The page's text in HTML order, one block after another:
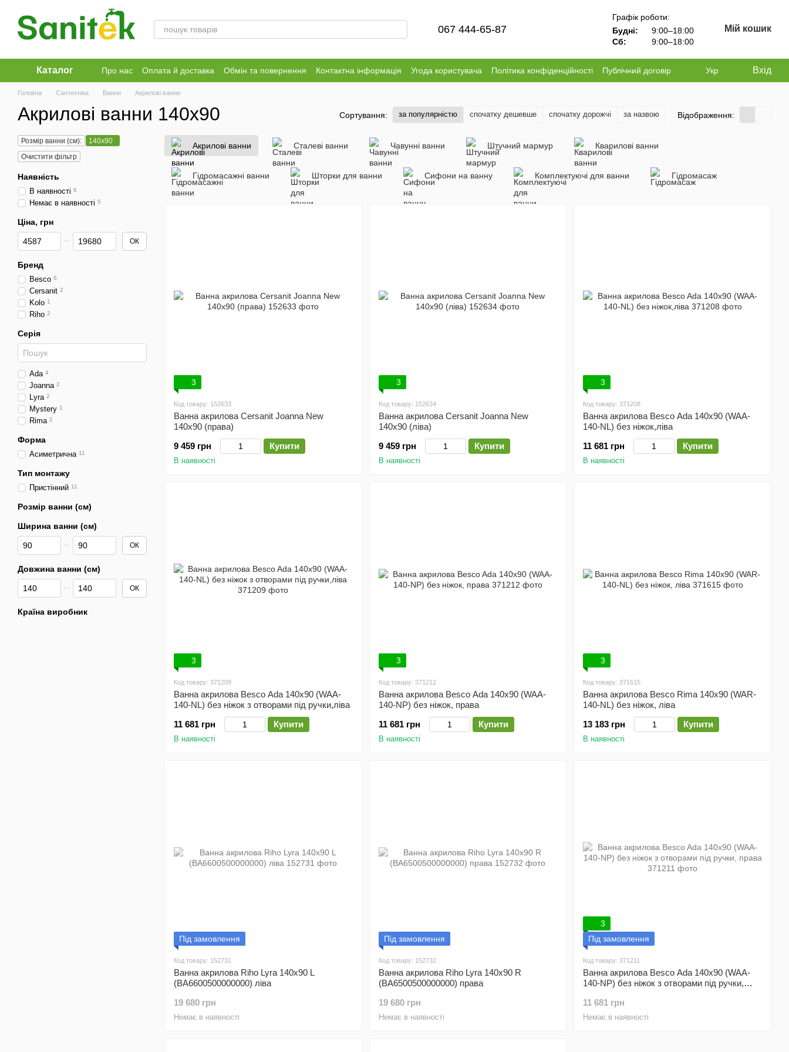
Перейти до основного контенту
067 444-65-87
Графік роботи:
Будні:
9:00–18:00
Сб:
9:00–18:00
Мій кошик
Каталог Про нас Оплата й доставка Обмін та повернення Контактна інформація Угода користувача Політика конфіденційності Публічний договір Укр Вхід
Головна Сантехніка Ванни Акрилові ванни
Акрилові ванни 140x90 Сортування: за популярністю спочатку дешевше спочатку дорожчі за назвою Відображення:
Акрилові ванни Сталеві ванни Чавунні ванни Штучний мармур Кварилові ванни
Гідромасажні ванни Шторки для ванни Сифони на ванну Комплектуючі для ванни Гідромасаж
3
Код товару: 152633
Ванна акрилова Cersanit Joanna New
140x90 (права)
9 459 грн
Купити
В наявності
3
Код товару: 152634
Ванна акрилова Cersanit Joanna New
140x90 (ліва)
9 459 грн
Купити
В наявності
3
Код товару: 371208
Ванна акрилова Besco Ada 140x90 (WAA-
140-NL) без ніжок,ліва
11 681 грн
Купити
В наявності
3
Код товару: 371209
Ванна акрилова Besco Ada 140x90 (WAA-
140-NL) без ніжок з отворами під ручки,ліва
11 681 грн
Купити
В наявності
3
Код товару: 371212
Ванна акрилова Besco Ada 140x90 (WAA-
140-NP) без ніжок, права
11 681 грн
Купити
В наявності
3
Код товару: 371615
Ванна акрилова Besco Rima 140х90 (WAR-
140-NL) без ніжок, ліва
13 183 грн
Купити
В наявності
Під замовлення
Код товару: 152731
Ванна акрилова Riho Lyra 140x90 L
(BA6600500000000) ліва
19 680 грн
Немає в наявності
Під замовлення
Код товару: 152732
Ванна акрилова Riho Lyra 140x90 R
(BA6500500000000) права
19 680 грн
Немає в наявності
3
Під замовлення
Код товару: 371211
Ванна акрилова Besco Ada 140x90 (WAA-
140-NP) без ніжок з отворами під ручки,
11 681 грн
Немає в наявності
Розмір ванни (см):
140x90
Очистити фільтр
Наявність
В наявності 6
Немає в наявності 5
Ціна, грн
Від Ціна, грн
До Ціна, грн ОК
Бренд
Besco 6
Cersanit 2
Kolo 1
Riho 2
Серія
Ada 4
Joanna 2
Lyra 2
Mystery 1
Rima 2
Форма
Асиметрична 11
Тип монтажу
Пристінний 11
Розмір ванни (см)
Ширина ванни (см)
Від Ширина ванни (см)
До Ширина ванни (см) ОК
Довжина ванни (см)
Від Довжина ванни (см)
До Довжина ванни (см) ОК
Країна виробник